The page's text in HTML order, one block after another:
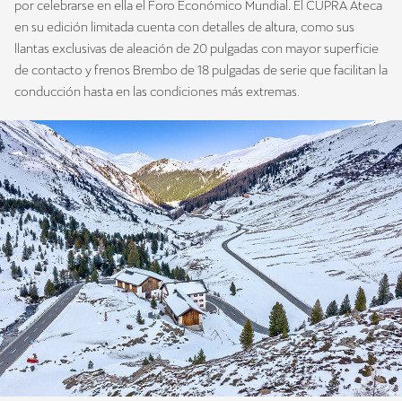
por celebrarse en ella el Foro Económico Mundial. El CUPRA Ateca
en su edición limitada cuenta con detalles de altura, como sus
llantas exclusivas de aleación de 20 pulgadas con mayor superficie
de contacto y frenos Brembo de 18 pulgadas de serie que facilitan la
conducción hasta en las condiciones más extremas.